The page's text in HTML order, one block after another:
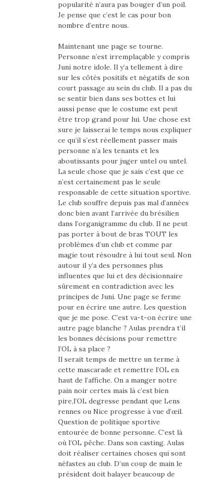
popularité n’aura pas bouger d’un poil.
Je pense que c’est le cas pour bon
nombre d’entre nous.
Maintenant une page se tourne.
Personne n’est irremplaçable y compris
Juni notre idole. Il y’a tellement à dire
sur les côtés positifs et négatifs de son
court passage au sein du club. Il a pas du
se sentir bien dans ses bottes et lui
aussi pense que le costume est peut
être trop grand pour lui. Une chose est
sure je laisserai le temps nous expliquer
ce qu’il s’est réellement passer mais
personne n’a les tenants et les
aboutissants pour juger untel ou untel.
La seule chose que je sais c’est que ce
n’est certainement pas le seule
responsable de cette situation sportive.
Le club souffre depuis pas mal d’années
donc bien avant l’arrivée du brésilien
dans l’organigramme du club. Il ne peut
pas porter à bout de bras TOUT les
problèmes d’un club et comme par
magie tout résoudre à lui tout seul. Non
autour il y’a des personnes plus
influentes que lui et des décisionnaire
sûrement en contradiction avec les
principes de Juni. Une page se ferme
pour en écrire une autre. Les question
que je me pose. C’est va-t-on écrire une
autre page blanche ? Aulas prendra t’il
les bonnes décisions pour remettre
l’OL à sa place ?
Il serait temps de mettre un terme à
cette mascarade et remettre l’OL en
haut de l’affiche. On a manger notre
pain noir certes mais là c’est bien
pire,l’OL degresse pendant que Lens
rennes ou Nice progresse à vue d’œil.
Question de politique sportive
entourée de bonne personne. C’est là
où l’OL pêche. Dans son casting. Aulas
doit réaliser certaines choses qui sont
néfastes au club. D’un coup de main le
président doit balayer beaucoup de